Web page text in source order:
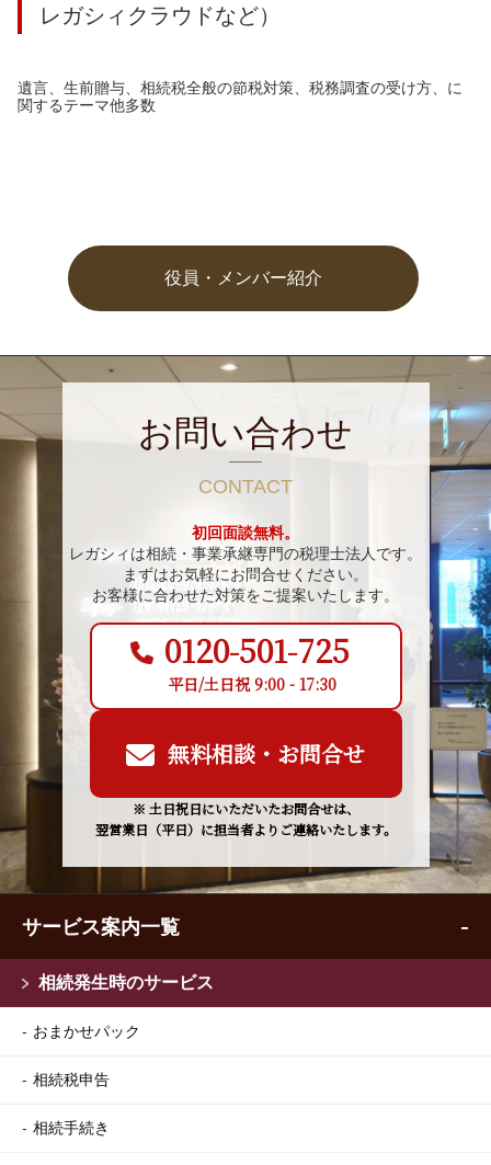
レガシィクラウドなど）
遺言、生前贈与、相続税全般の節税対策、税務調査の受け方、に
関するテーマ他多数
役員・メンバー紹介
お問い合わせ
CONTACT
初回面談無料。
レガシィは相続・事業承継専門の税理士法人です。
まずはお気軽にお問合せください。
お客様に合わせた対策をご提案いたします。
0120-501-725
平日/土日祝 9:00 - 17:30
無料相談・お問合せ
※ 土日祝日にいただいたお問合せは、
翌営業日（平日）に担当者よりご連絡いたします。
サービス案内一覧
相続発生時のサービス
おまかせパック
相続税申告
相続手続き